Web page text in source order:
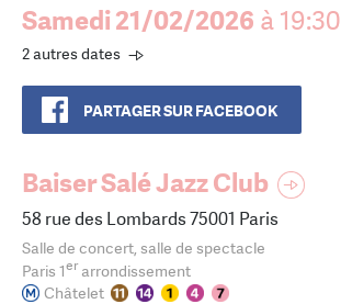
Samedi 21/02/2026 à 19:30
2 autres dates
PARTAGER SUR FACEBOOK
Baiser Salé Jazz Club
58 rue des Lombards 75001 Paris
Salle de concert, salle de spectacle
Paris 1erarrondissement
Châtelet